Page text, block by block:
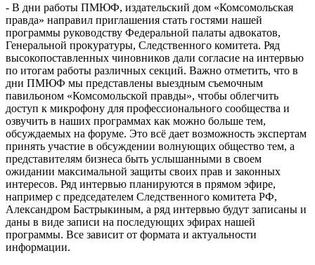
- В дни работы ПМЮФ, издательский дом «Комсомольская
правда» направил приглашения стать гостями нашей
программы руководству Федеральной палаты адвокатов,
Генеральной прокуратуры, Следственного комитета. Ряд
высокопоставленных чиновников дали согласие на интервью
по итогам работы различных секций. Важно отметить, что в
дни ПМЮФ мы представлены выездным съемочным
павильоном «Комсомольской правды», чтобы облегчить
доступ к микрофону для профессионального сообщества и
озвучить в наших программах как можно больше тем,
обсуждаемых на форуме. Это всё дает возможность экспертам
принять участие в обсуждении волнующих общество тем, а
представителям бизнеса быть услышанными в своем
ожидании максимальной защиты своих прав и законных
интересов. Ряд интервью планируются в прямом эфире,
например с председателем Следственного комитета РФ,
Александром Бастрыкиным, а ряд интервью будут записаны и
даны в виде записи на последующих эфирах нашей
программы. Все зависит от формата и актуальности
информации.